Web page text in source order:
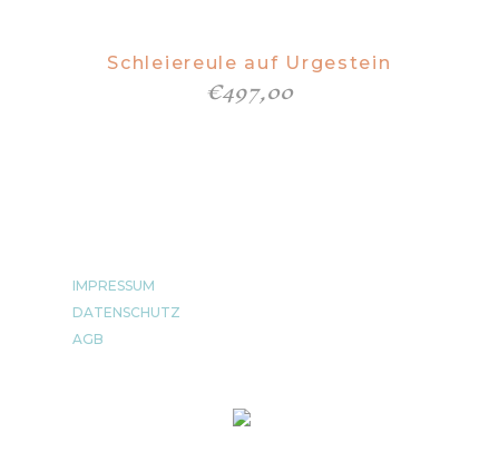
Schleiereule auf Urgestein
€497,00
IMPRESSUM
DATENSCHUTZ
AGB